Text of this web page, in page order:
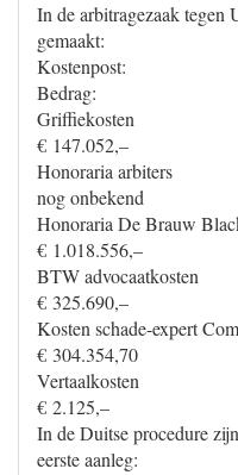
In de arbitragezaak tegen
gemaakt:
Kostenpost:
Bedrag:
Griffiekosten
€ 147.052,–
Honoraria arbiters
nog onbekend
Honoraria De Brauw
€ 1.018.556,–
BTW advocaatkosten
€ 325.690,–
Kosten schade-expert
€ 304.354,70
Vertaalkosten
€ 2.125,–
In de Duitse procedure
eerste aanleg: